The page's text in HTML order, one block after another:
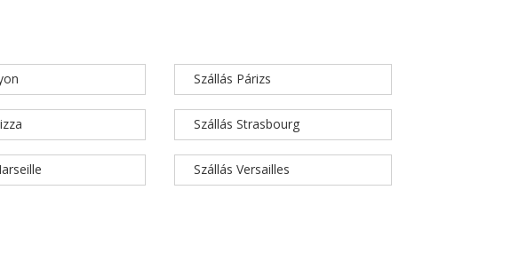
Szállás Párizs
Szállás Strasbourg
Szállás Versailles